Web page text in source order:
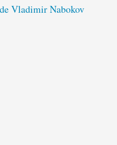
Vladimir Nabokov